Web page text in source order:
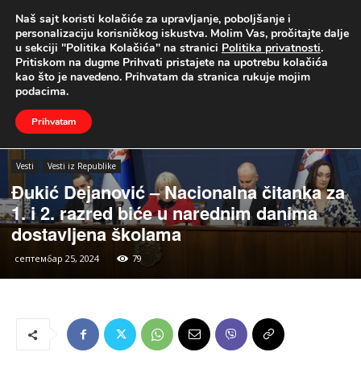
UŽIVO
Naslovna Vesti Vesti iz Republike
Vesti Vesti iz Republike
Đukić Dejanović – Nacionalna čitanka za
1. i 2. razred biće u narednim danima
dostavljena školama
септембар 25, 2024 79
Naš sajt koristi kolačiće za upravljanje, poboljšanje i
personalizaciju korisničkog iskustva. Molim Vas, pročitajte dalje
u sekciji "Politika Kolačića" na stranici Politika privatnosti.
Pritiskom na dugme Prihvati pristajete na upotrebu kolačića
kao što je navedeno. Prihvatam da stranica rukuje mojim
podacima.
Prihvatam